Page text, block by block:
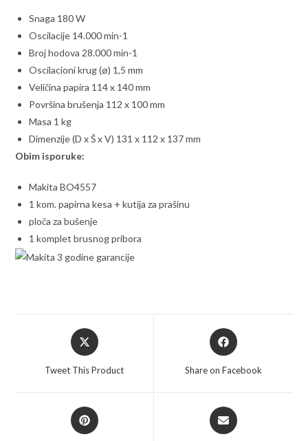
Snaga 180 W
Oscilacije 14.000 min-1
Broj hodova 28.000 min-1
Oscilacioni krug (ø) 1,5 mm
Veličina papira 114 x 140 mm
Površina brušenja 112 x 100 mm
Masa 1 kg
Dimenzije (D x Š x V) 131 x 112 x 137 mm
Obim isporuke:
Makita BO4557
1 kom. papirna kesa + kutija za prašinu
ploča za bušenje
1 komplet brusnog pribora
Opens
in
Tweet This Product
Opens
in
Share on Facebook
Opens
in
Opens
in